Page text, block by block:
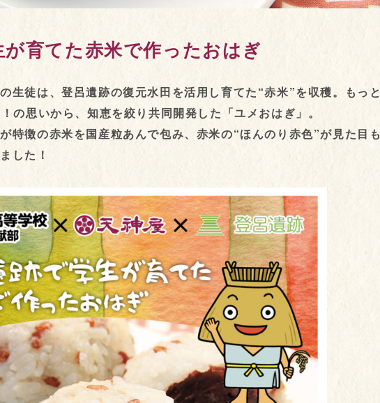
育てた赤米で作ったおはぎ
生徒は、登呂遺跡の復元水田を活用し育てた“赤米”を収穫。もっと
の思いから、知恵を絞り共同開発した「ユメおはぎ」。
特徴の赤米を国産粒あんで包み、赤米の“ほんのり赤色”が見た目も
した！